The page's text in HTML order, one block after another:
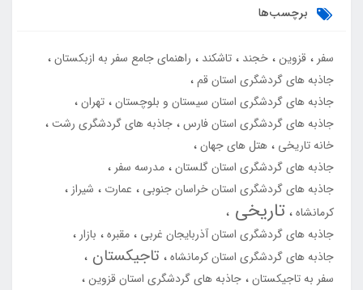
برچسب‌ها
سفر قزوین خجند تاشکند
راهنمای جامع سفر به ازبکستان
جاذبه های گردشگری استان قم
جاذبه های گردشگری استان سیستان و بلوچستان تهران
جاذبه های گردشگری استان فارس جاذبه های گردشگری رشت
خانه تاریخی
هتل های جهان
جاذبه های گردشگری استان گلستان مدرسه سفر
جاذبه های گردشگری استان خراسان جنوبی
عمارت
شیراز
کرمانشاه تاریخی
جاذبه های گردشگری استان آذربایجان غربی مقبره
بازار
جاذبه های گردشگری استان کرمانشاه
تاجیکستان
سفر به تاجیکستان جاذبه های گردشگری استان قزوین